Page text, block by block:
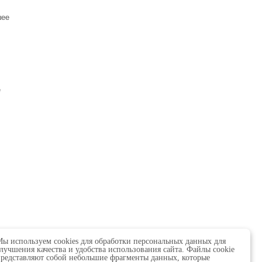
используем cookies для обработки персональных данных для
качества и удобства использования сайта. Файлы cookie
собой небольшие фрагменты данных, которые